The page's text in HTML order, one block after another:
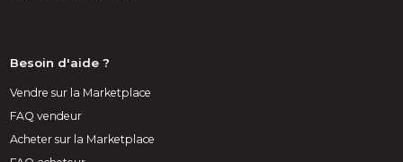
Besoin d'aide ?
Vendre sur la Marketplace
FAQ vendeur
Acheter sur la Marketplace